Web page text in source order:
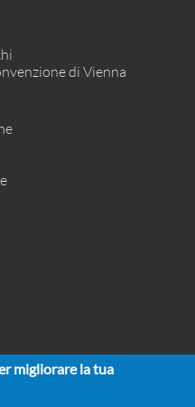
di Vienna
migliorare la tua